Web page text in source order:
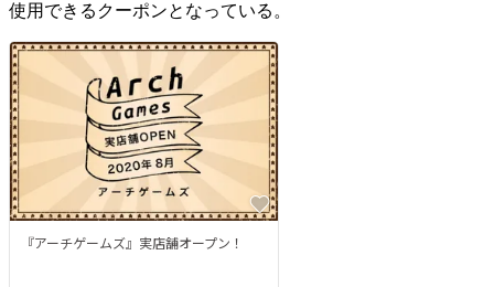
使用できるクーポンとなっている。